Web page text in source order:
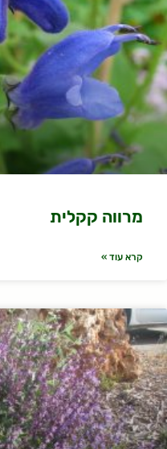
מרווה קקלית
קרא עוד »